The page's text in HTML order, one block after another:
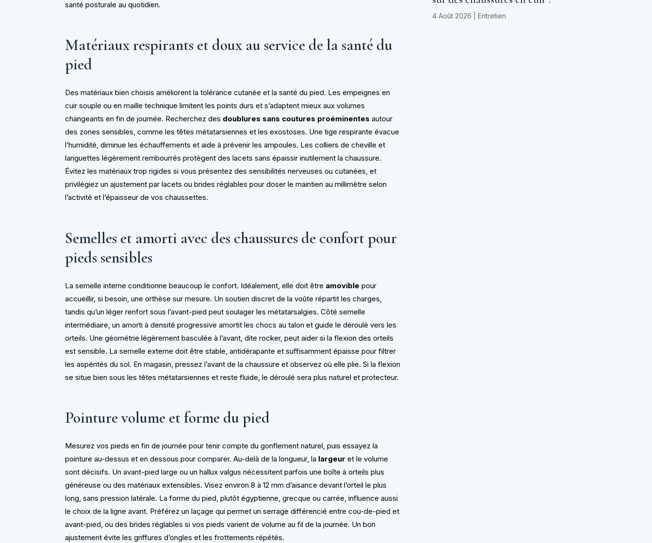
santé posturale au quotidien.
Matériaux respirants et doux au service de la santé du
pied
Des matériaux bien choisis améliorent la tolérance cutanée et la santé du pied. Les empeignes en
cuir souple ou en maille technique limitent les points durs et s’adaptent mieux aux volumes
changeants en fin de journée. Recherchez des doublures sans coutures proéminentes autour
des zones sensibles, comme les têtes métatarsiennes et les exostoses. Une tige respirante évacue
l’humidité, diminue les échauffements et aide à prévenir les ampoules. Les colliers de cheville et
languettes légèrement rembourrés protègent des lacets sans épaissir inutilement la chaussure.
Évitez les matériaux trop rigides si vous présentez des sensibilités nerveuses ou cutanées, et
privilégiez un ajustement par lacets ou brides réglables pour doser le maintien au millimètre selon
l’activité et l’épaisseur de vos chaussettes.
Semelles et amorti avec des chaussures de confort pour
pieds sensibles
La semelle interne conditionne beaucoup le confort. Idéalement, elle doit être amovible pour
accueillir, si besoin, une orthèse sur mesure. Un soutien discret de la voûte répartit les charges,
tandis qu’un léger renfort sous l’avant-pied peut soulager les métatarsalgies. Côté semelle
intermédiaire, un amorti à densité progressive amortit les chocs au talon et guide le déroulé vers les
orteils. Une géométrie légèrement basculée à l’avant, dite rocker, peut aider si la flexion des orteils
est sensible. La semelle externe doit être stable, antidérapante et suffisamment épaisse pour filtrer
les aspérités du sol. En magasin, pressez l’avant de la chaussure et observez où elle plie. Si la flexion
se situe bien sous les têtes métatarsiennes et reste fluide, le déroulé sera plus naturel et protecteur.
Pointure volume et forme du pied
Mesurez vos pieds en fin de journée pour tenir compte du gonflement naturel, puis essayez la
pointure au-dessus et en dessous pour comparer. Au-delà de la longueur, la largeur et le volume
sont décisifs. Un avant-pied large ou un hallux valgus nécessitent parfois une boîte à orteils plus
généreuse ou des matériaux extensibles. Visez environ 8 à 12 mm d’aisance devant l’orteil le plus
long, sans pression latérale. La forme du pied, plutôt égyptienne, grecque ou carrée, influence aussi
le choix de la ligne avant. Préférez un laçage qui permet un serrage différencié entre cou-de-pied et
avant-pied, ou des brides réglables si vos pieds varient de volume au fil de la journée. Un bon
ajustement évite les griffures d’ongles et les frottements répétés.
4 Août 2026 Entretien